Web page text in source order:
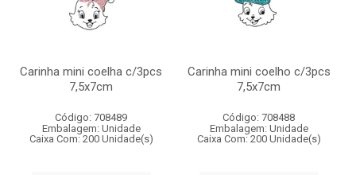
Carinha mini coelha c/3pcs
7,5x7cm
Código: 708489
Embalagem: Unidade
Caixa Com: 200 Unidade(s)
Carinha mini coelho c/3pcs
7,5x7cm
Código: 708488
Embalagem: Unidade
Caixa Com: 200 Unidade(s)